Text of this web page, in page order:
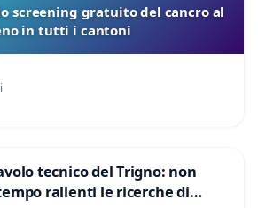
screening gratuito del cancro al
in tutti i cantoni
tecnico del Trigno: non
rallenti le ricerche di